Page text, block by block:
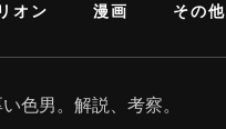
オン 漫画 その他
色男。解説、考察。